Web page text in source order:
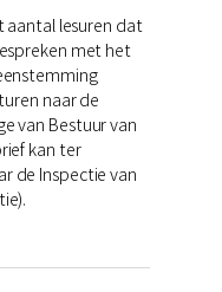
aantal lesuren dat
met het
naar de
van Bestuur van
kan ter
de Inspectie van